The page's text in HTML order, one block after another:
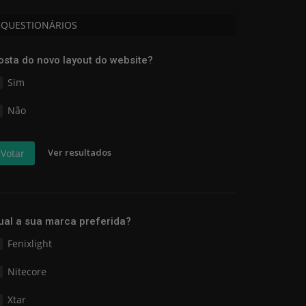
QUESTIONÁRIOS
do novo layout do website?
Sim
Não
Votar Ver resultados
a sua marca preferida?
Fenixlight
Nitecore
Xtar